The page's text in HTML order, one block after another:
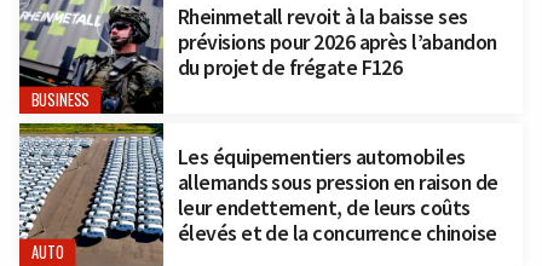
BUSINESS
Rheinmetall revoit à la baisse ses
prévisions pour 2026 après l’abandon
du projet de frégate F126
AUTO
Les équipementiers automobiles
allemands sous pression en raison de
leur endettement, de leurs coûts
élevés et de la concurrence chinoise